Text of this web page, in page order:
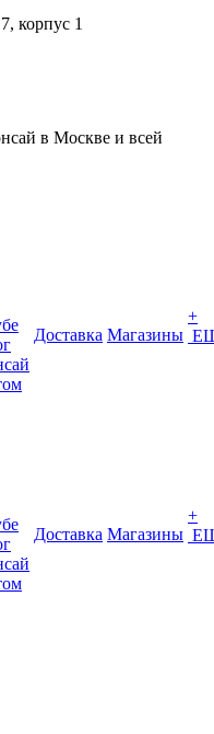
корпус 1
в Москве и всей
Доставка Магазины
+
Доставка Магазины
+